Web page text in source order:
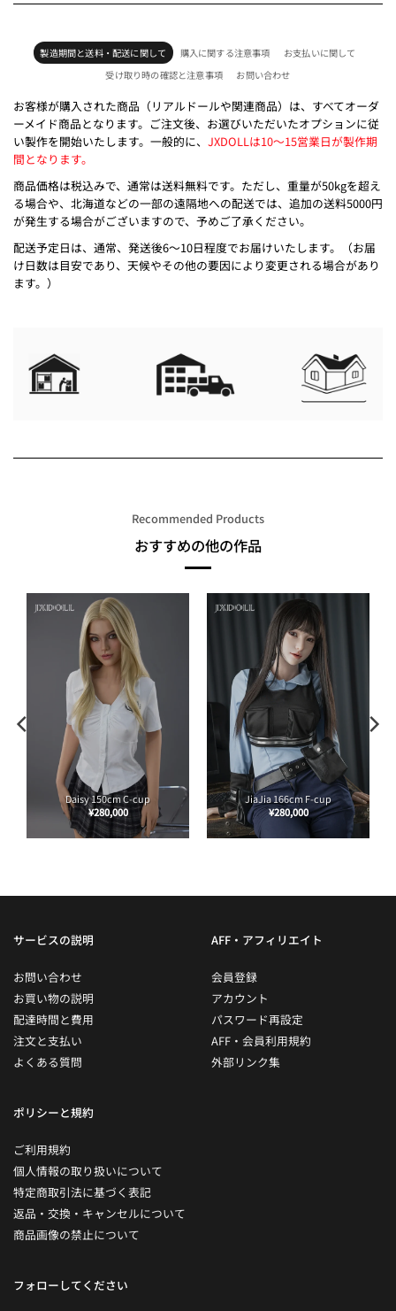
製造期間と送料・配送に関して 購入に関する注意事項
お支払いに関して
受け取り時の確認と注意事項
お問い合わせ
お客様が購入された商品（リアルドールや関連商品）は、すべてオーダ
ーメイド商品となります。ご注文後、お選びいただいたオプションに従
い製作を開始いたします。一般的に、 JXDOLLは10～15営業日が製作期
間となります。
商品価格は税込みで、通常は送料無料です。ただし、重量が50kgを超え
る場合や、北海道などの一部の遠隔地への配送では、追加の送料5000円
が発生する場合がございますので、予めご了承ください。
配送予定日は、通常、発送後6～10日程度でお届けいたします。（お届
け日数は目安であり、天候やその他の要因により変更される場合があり
ます。）
Recommended Products
おすすめの他の作品
Daisy 150cm C-cup
¥280,000
JiaJia 166cm F-cup
¥280,000
サービスの説明
お問い合わせ
お買い物の説明
配達時間と費用
注文と支払い
よくある質問
AFF・アフィリエイト
会員登録
アカウント
パスワード再設定
AFF・会員利用規約
外部リンク集
ポリシーと規約
ご利用規約
個人情報の取り扱いについて
特定商取引法に基づく表記
返品・交換・キャンセルについて
商品画像の禁止について
フォローしてください